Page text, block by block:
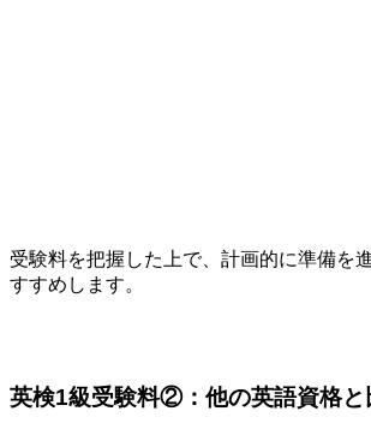
受験料を把握した上で、計画的に準備を
すすめします。
英検1級受験料②：他の英語資格と